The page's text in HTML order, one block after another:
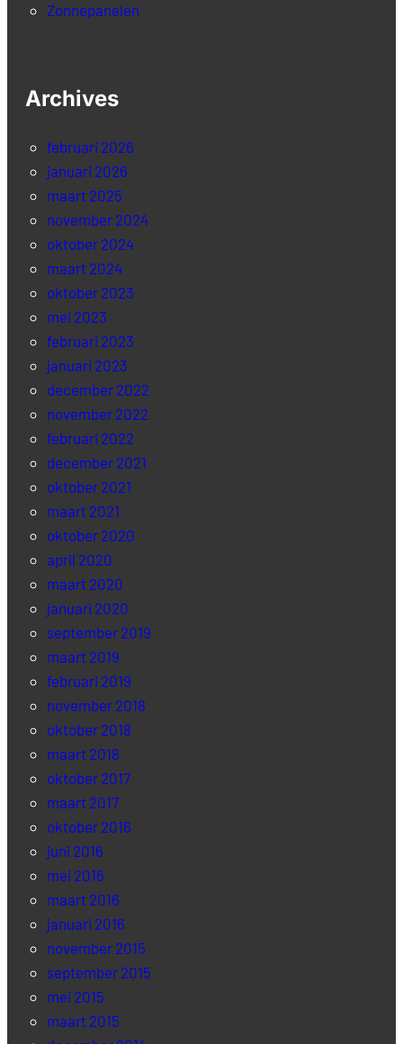
Zonnepanelen
Archives
februari 2026
januari 2026
maart 2025
november 2024
oktober 2024
maart 2024
oktober 2023
mei 2023
februari 2023
januari 2023
december 2022
november 2022
februari 2022
december 2021
oktober 2021
maart 2021
oktober 2020
april 2020
maart 2020
januari 2020
september 2019
maart 2019
februari 2019
november 2018
oktober 2018
maart 2018
oktober 2017
maart 2017
oktober 2016
juni 2016
mei 2016
maart 2016
januari 2016
november 2015
september 2015
mei 2015
maart 2015